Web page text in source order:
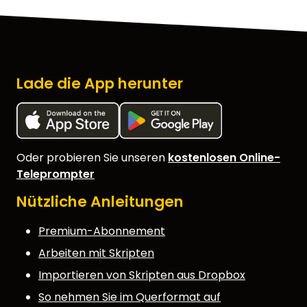
Lade die App herunter
Oder probieren Sie unseren kostenlosen Online-
Teleprompter
Nützliche Anleitungen
Premium-Abonnement
Arbeiten mit Skripten
Importieren von Skripten aus Dropbox
So nehmen Sie im Querformat auf